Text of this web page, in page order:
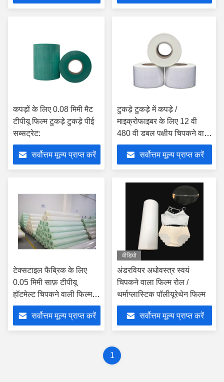
कपड़ों के लिए 0.08 मिमी मैट
टीपीयू फिल्म टुकड़े टुकड़े पीई
सब्सट्रेट:
सर्वोत्तम मूल्य प्राप्त करें
टुकड़े टुकड़े में कपड़े /
माइक्रोफाइबर के लिए 12 वी
480 वी डबल पक्षीय चिपकने वाली
साफ़ फिल्म
सर्वोत्तम मूल्य प्राप्त करें
टेक्सटाइल फैब्रिक के लिए
0.05 मिमी साफ़ टीपीयू
हॉटमेल्ट चिपकने वाली फिल्म
हीट प्रतिरोध
सर्वोत्तम मूल्य प्राप्त करें
वीडियो
अंडरवियर अधोवस्त्र स्वयं
चिपकने वाला फिल्म रोल /
थर्माप्लास्टिक पॉलीयूरेथेन फिल्म
सर्वोत्तम मूल्य प्राप्त करें
1